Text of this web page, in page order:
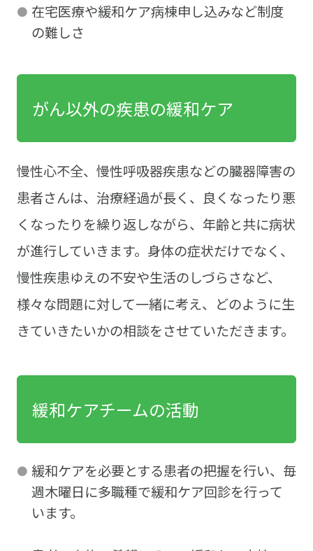
在宅医療や緩和ケア病棟申し込みなど制度
の難しさ
がん以外の疾患の緩和ケア
慢性心不全、慢性呼吸器疾患などの臓器障害の
患者さんは、治療経過が長く、良くなったり悪
くなったりを繰り返しながら、年齢と共に病状
が進行していきます。身体の症状だけでなく、
慢性疾患ゆえの不安や生活のしづらさなど、
様々な問題に対して一緒に考え、どのように生
きていきたいかの相談をさせていただきます。
緩和ケアチームの活動
緩和ケアを必要とする患者の把握を行い、毎
週木曜日に多職種で緩和ケア回診を行って
います。